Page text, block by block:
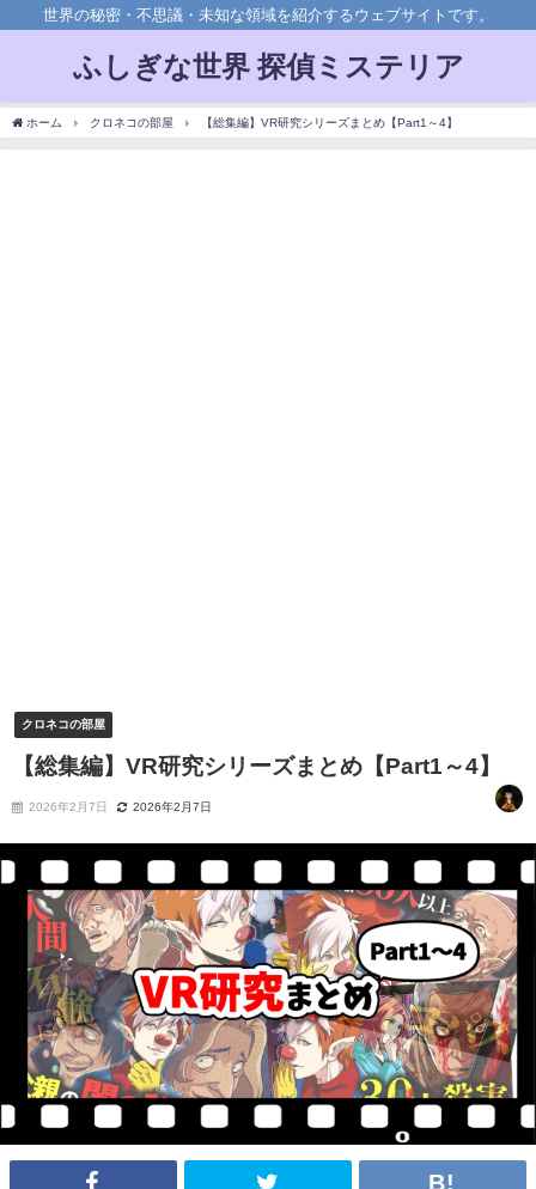
世界の秘密・不思議・未知な領域を紹介するウェブサイトです。
ふしぎな世界 探偵ミステリア
ホーム クロネコの部屋 【総集編】VR研究シリーズまとめ【Part1～4】
クロネコの部屋
【総集編】VR研究シリーズまとめ【Part1～4】
2026年2月7日 2026年2月7日